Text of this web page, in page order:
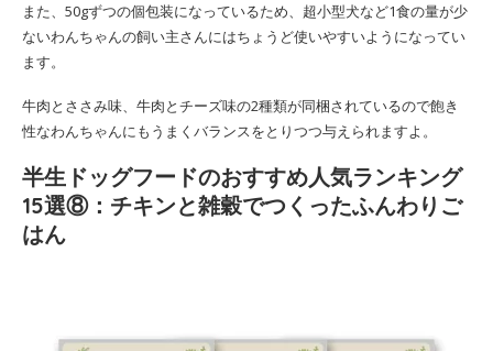
また、50gずつの個包装になっているため、超小型犬など1食の量が少
ないわんちゃんの飼い主さんにはちょうど使いやすいようになってい
ます。
牛肉とささみ味、牛肉とチーズ味の2種類が同梱されているので飽き
性なわんちゃんにもうまくバランスをとりつつ与えられますよ。
半生ドッグフードのおすすめ人気ランキング
15選⑧：チキンと雑穀でつくったふんわりご
はん